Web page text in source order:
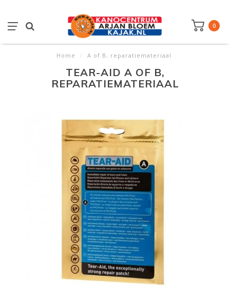
0
Home / A of B, reparatiemateriaal
TEAR-AID A OF B,
REPARATIEMATERIAAL